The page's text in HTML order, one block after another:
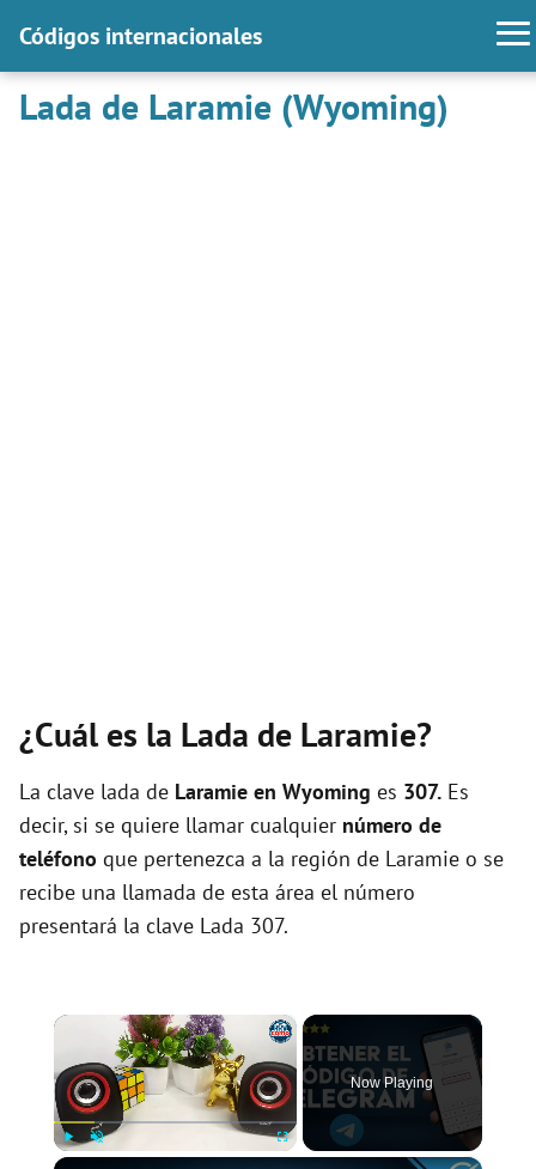
Códigos internacionales
Lada de Laramie (Wyoming)
¿Cuál es la Lada de Laramie?
La clave lada de Laramie en Wyoming es 307. Es
decir, si se quiere llamar cualquier número de
teléfono que pertenezca a la región de Laramie o se
recibe una llamada de esta área el número
presentará la clave Lada 307.
×
Now Playing